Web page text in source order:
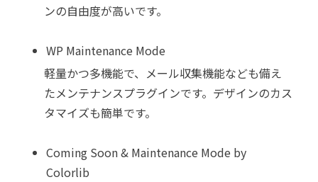
ンの自由度が高いです。
WP Maintenance Mode
軽量かつ多機能で、メール収集機能なども備え
たメンテナンスプラグインです。デザインのカス
タマイズも簡単です。
Coming Soon & Maintenance Mode by
Colorlib